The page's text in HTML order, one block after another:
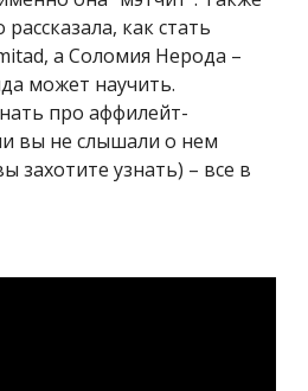
как стать
а Соломия Нерода –
может научить.
про аффилейт-
вы не слышали о нем
захотите узнать) – все в